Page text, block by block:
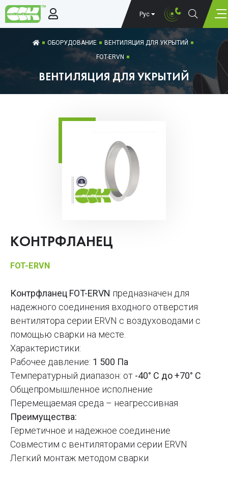
Рус
ОБОРУДОВАНИЕ
ВЕНТИЛЯЦИЯ ДЛЯ УКРЫТИЙ
FOT-ERVN
ВЕНТИЛЯЦИЯ ДЛЯ УКРЫТИЙ
КОНТРФЛАНЕЦ
FOT-ERVN
Контрфланец FOT-ERVN предназначен для
надежного соединения входного отверстия
вентилятора серии ERVN с воздуховодами с
помощью сварки на месте.
Характеристики:
Рабочее давление: 1 500 Па
Температурный диапазон: от -40° С до +70° С
Общепромышленное исполнение
Перемещаемая среда – неагрессивная
Преимущества:
Герметичное и надежное соединение
Совместим с вентиляторами серии ERVN
Легкий монтаж методом сварки